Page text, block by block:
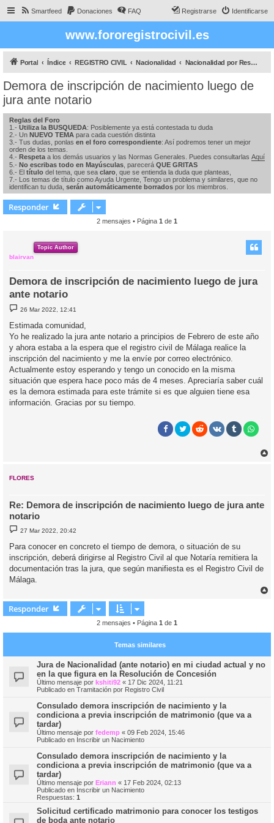
Smartfeed Donaciones FAQ Identificarse
Registrarse
www.fororegistrocivil.es
Portal Índice REGISTRO CIVIL Nacionalidad Nacionalidad por Residencia
Demora de inscripción de nacimiento luego de
jura ante notario
Reglas del Foro
1.- Utiliza la BUSQUEDA: Posiblemente ya está contestada tu duda
2.- Un NUEVO TEMA para cada cuestión distinta
3.- Tus dudas, ponlas en el foro correspondiente: Así podremos tener un mejor
orden de los temas.
4.- Respeta a los demás usuarios y las Normas Generales. Puedes consultarlas Aquí
5.- No escribas todo en Mayúsculas , parecerá QUE GRITAS
6.- El título del tema, que sea claro , que se entienda la duda que planteas,
7.- Los temas de título como Ayuda Urgente, Tengo un problema y similares, que no
identifican tu duda, serán automáticamente borrados por los miembros.
Responder
2 mensajes • Página 1 de 1
Topic Author
blairvan
Demora de inscripción de nacimiento luego de jura
ante notario
M
e
n
s
a
e
26 Mar 2022, 12:41
Estimada comunidad,
Yo he realizado la jura ante notario a principios de Febrero de este año
y ahora estaba a la espera que el registro civil de Málaga realice la
inscripción del nacimiento y me la envíe por correo electrónico.
Actualmente estoy esperando y tengo un conocido en la misma
situación que espera hace poco más de 4 meses. Apreciaría saber cuál
es la demora estimada para este trámite si es que alguien tiene esa
información. Gracias por su tiempo.
FLORES
Re: Demora de inscripción de nacimiento luego de jura ante
notario
M
e
s
a
e
27 Mar 2022, 20:42
Para conocer en concreto el tiempo de demora, o situación de su
inscripción, deberá dirigirse al Registro Civil al que Notaría remitiera la
documentación tras la jura, que según manifiesta es el Registro Civil de
Málaga.
a
Responder
2 mensajes • Página 1 de 1
Temas similares
Jura de Nacionalidad (ante notario) en mi ciudad actual y no
en la que figura en la Resolución de Concesión
Último mensaje por kshiti92 « 17 Dic 2024, 11:21
Publicado en Tramitación por Registro Civil
Consulado demora inscripción de nacimiento y la
condiciona a previa inscripción de matrimonio (que va a
tardar)
Último mensaje por fedemp « 09 Feb 2024, 15:46
Publicado en Inscribir un Nacimiento
Consulado demora inscripción de nacimiento y la
condiciona a previa inscripción de matrimonio (que va a
tardar)
Último mensaje por Eriann « 17 Feb 2024, 02:13
Publicado en Inscribir un Nacimiento
Respuestas: 1
Solicitud certificado matrimonio para conocer los testigos
de boda ante notario